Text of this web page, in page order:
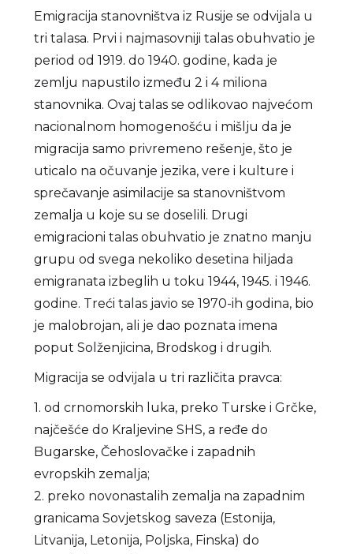
Emigracija stanovništva iz Rusije se odvijala u
tri talasa. Prvi i najmasovniji talas obuhvatio je
period od 1919. do 1940. godine, kada je
zemlju napustilo između 2 i 4 miliona
stanovnika. Ovaj talas se odlikovao najvećom
nacionalnom homogenošću i mišlju da je
migracija samo privremeno rešenje, što je
uticalo na očuvanje jezika, vere i kulture i
sprečavanje asimilacije sa stanovništvom
zemalja u koje su se doselili. Drugi
emigracioni talas obuhvatio je znatno manju
grupu od svega nekoliko desetina hiljada
emigranata izbeglih u toku 1944, 1945. i 1946.
godine. Treći talas javio se 1970-ih godina, bio
je malobrojan, ali je dao poznata imena
poput Solženjicina, Brodskog i drugih.
Migracija se odvijala u tri različita pravca:
1. od crnomorskih luka, preko Turske i Grčke,
najčešće do Kraljevine SHS, a ređe do
Bugarske, Čehoslovačke i zapadnih
evropskih zemalja;
2. preko novonastalih zemalja na zapadnim
granicama Sovjetskog saveza (Estonija,
Litvanija, Letonija, Poljska, Finska) do